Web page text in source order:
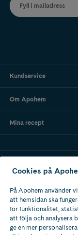
Fyll i mailadress
Kundservice
Om Apohem
Mina recept
Apotek med
av
Cookies på
På Apohem använder
att hemsidan ska
för funktionalitet,
att följa och analysera
ge en mer